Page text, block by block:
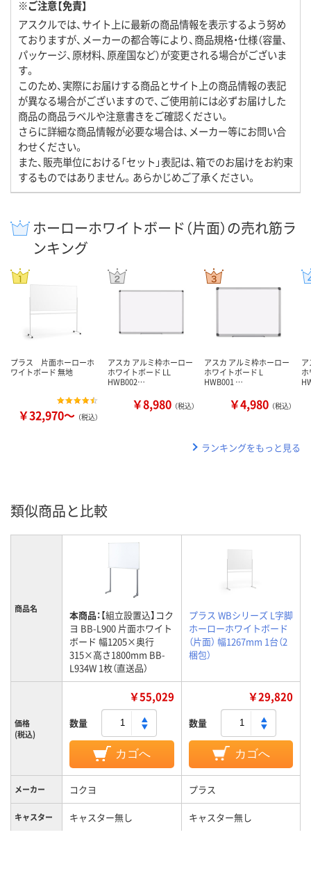
※ご注意【免責】
アスクルでは、サイト上に最新の商品情報を表示するよう努め
ておりますが、メーカーの都合等により、商品規格・仕様（容量、
パッケージ、原材料、原産国など）が変更される場合がございま
す。
このため、実際にお届けする商品とサイト上の商品情報の表記
が異なる場合がございますので、ご使用前には必ずお届けした
商品の商品ラベルや注意書きをご確認ください。
さらに詳細な商品情報が必要な場合は、メーカー等にお問い合
わせください。
また、販売単位における「セット」表記は、箱でのお届けをお約束
するものではありません。あらかじめご了承ください。
ホーローホワイトボード（片面）の売れ筋ラ
ンキング
プラス 片面ホーローホ
ワイトボード 無地
￥32,970～ （税込）
アスカ アルミ枠ホーロー
ホワイトボード LL
HWB002…
￥8,980 （税込）
アスカ アルミ枠ホーロー
ホワイトボード L
HWB001 …
￥4,980 （税込）
ランキングをもっと見る
類似商品と比較
商品名 本商品：【組立設置込】コク
ヨ BB-L900 片面ホワイト
ボード 幅1205×奥行
315×高さ1800mm BB-
L934W 1枚（直送品）
プラス WBシリーズ L字脚
ホーローホワイトボード
（片面） 幅1267mm 1台（2
梱包）
価格
(税込)
￥55,029
数量
カゴへ
￥29,820
数量
カゴへ
メーカー コクヨ プラス
キャスター キャスター無し キャスター無し